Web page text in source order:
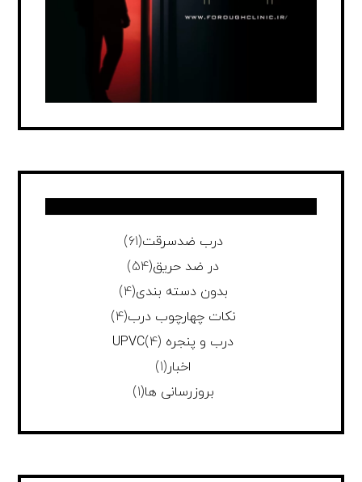
درب ضدسرقت(61)
در ضد حریق(54)
بدون دسته بندی(4)
نکات چهارچوب درب(4)
درب و پنجره UPVC (4)
اخبار(1)
بروزرسانی ها(1)